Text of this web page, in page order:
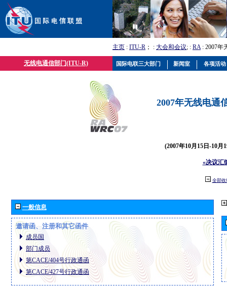
主页 : ITU-R ； : 大会和会议; : RA: 2007年
无线电通信部门(ITU-R)
2007年无线电通
(2007年10月15日-10月
«决议汇
全部收
一般信息
邀请函、注册和其它函件
成员国
部门成员
第CACE/404号行政通函
第CACE/427号行政通函
国际电联三大部门 新闻室 各项活动